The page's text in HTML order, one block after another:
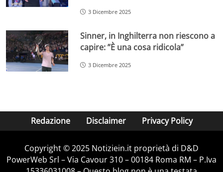
3 Dicembre 2025
Sinner, in Inghilterra non riescono a
capire: ”È una cosa ridicola”
3 Dicembre 2025
Redazione Disclaimer Privacy Policy
Copyright © 2025 Notiziein.it proprietà di D&D
PowerWeb Srl – Via Cavour 310 – 00184 Roma RM – P.Iva